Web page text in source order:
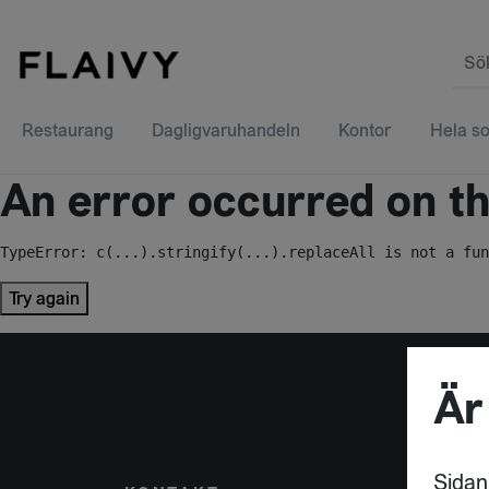
Restaurang Dagligvaruhandeln Kontor Hela
An error occurred on
TypeError: c(...).stringify(...).replaceAll is not a
Try again